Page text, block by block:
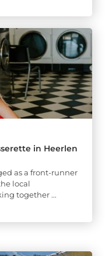
in Heerlen
as a front-runner
local
together ...